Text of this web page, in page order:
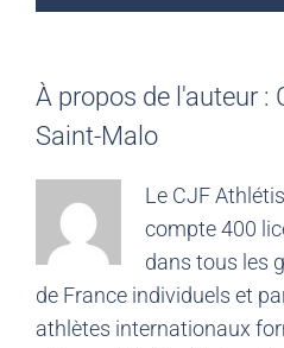
À propos de l'auteur :
Saint-Malo
Le CJF
compte 400
dans tous les
de France individuels et
athlètes internationaux